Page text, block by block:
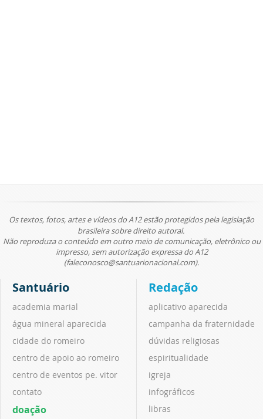
Os textos, fotos, artes e vídeos do A12 estão protegidos pela legislação
brasileira sobre direito autoral.
Não reproduza o conteúdo em outro meio de comunicação, eletrônico ou
impresso, sem autorização expressa do A12
(faleconosco@santuarionacional.com).
Santuário
academia marial
água mineral aparecida
cidade do romeiro
centro de apoio ao romeiro
centro de eventos pe. vitor
contato
doação
Redação
aplicativo aparecida
campanha da fraternidade
dúvidas religiosas
espiritualidade
igreja
infográficos
libras